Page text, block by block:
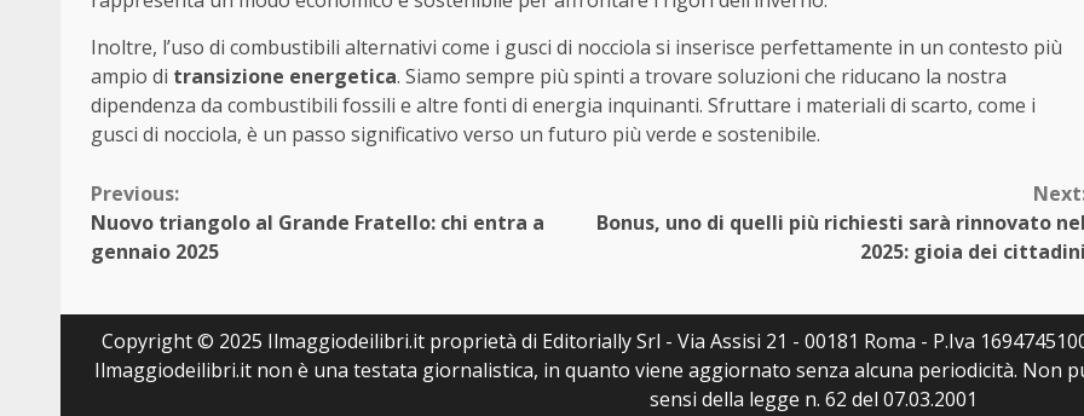
Inoltre, l’uso di combustibili alternativi come i gusci di nocciola si inserisce perfettamente in un contesto più
ampio di transizione energetica. Siamo sempre più spinti a trovare soluzioni che riducano la nostra
dipendenza da combustibili fossili e altre fonti di energia inquinanti. Sfruttare i materiali di scarto, come i
gusci di nocciola, è un passo significativo verso un futuro più verde e sostenibile.
Continue
Reading
Previous:
Nuovo triangolo al Grande Fratello: chi entra a
gennaio 2025
Bonus, uno di quelli più richiesti sarà rinnovato
2025: gioia dei
Copyright © 2025 Ilmaggiodeilibri.it proprietà di Editorially Srl - Via Assisi 21 - 00181 Roma - P.Iva
Ilmaggiodeilibri.it non è una testata giornalistica, in quanto viene aggiornato senza alcuna periodicità.
sensi della legge n. 62 del 07.03.2001